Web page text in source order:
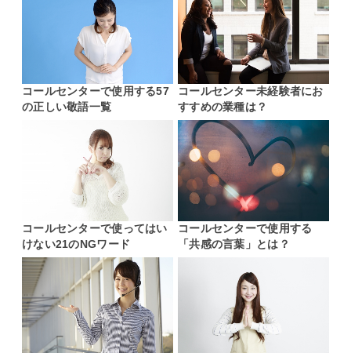
コールセンターで使用する57
の正しい敬語一覧
コールセンター未経験者にお
すすめの業種は？
コールセンターで使ってはい
けない21のNGワード
コールセンターで使用する
「共感の言葉」とは？